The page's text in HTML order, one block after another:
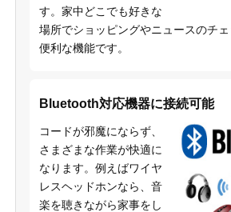
す。家中どこでも好きな
場所でショッピングやニュースのチェ
便利な機能です。
Bluetooth対応機器に接続可能
コードが邪魔にならず、
さまざまな作業が快適に
なります。例えばワイヤ
レスヘッドホンなら、音
楽を聴きながら家事をし